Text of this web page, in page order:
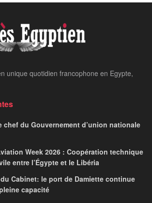
unique quotidien francophone en Egypte,
chef du Gouvernement d’union nationale
Week 2026 : Coopération technique
entre l’Égypte et le Libéria
Cabinet: le port de Damiette continue
capacité